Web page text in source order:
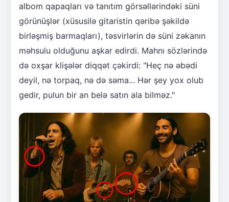
albom qapaqları və tanıtım görsəllərindəki süni
görünüşlər (xüsusilə gitaristin qəribə şəkildə
birləşmiş barmaqları), təsvirlərin də süni zəkanın
məhsulu olduğunu aşkar edirdi. Mahnı sözlərində
də oxşar klişələr diqqət çəkirdi: "Heç nə əbədi
deyil, nə torpaq, nə də səma... Hər şey yox olub
gedir, pulun bir an belə satın ala bilməz."